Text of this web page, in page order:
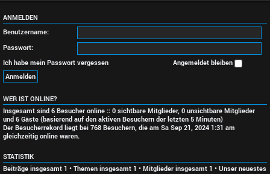
ANMELDEN
Benutzername:
Passwort:
Ich habe mein Passwort vergessen
Angemeldet bleiben
WER IST ONLINE?
Insgesamt sind 6 Besucher online :: 0 sichtbare Mitglieder, 0 unsichtbare Mitglieder
und 6 Gäste (basierend auf den aktiven Besuchern der letzten 5 Minuten)
Der Besucherrekord liegt bei 768 Besuchern, die am Sa Sep 21, 2024 1:31 am
gleichzeitig online waren.
STATISTIK
Beiträge insgesamt 1 • Themen insgesamt 1 • Mitglieder insgesamt 1 • Unser neuestes